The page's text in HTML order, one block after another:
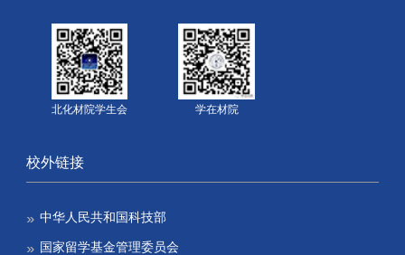
北化材院学生会 学在材院
校外链接
中华人民共和国科技部
国家留学基金管理委员会